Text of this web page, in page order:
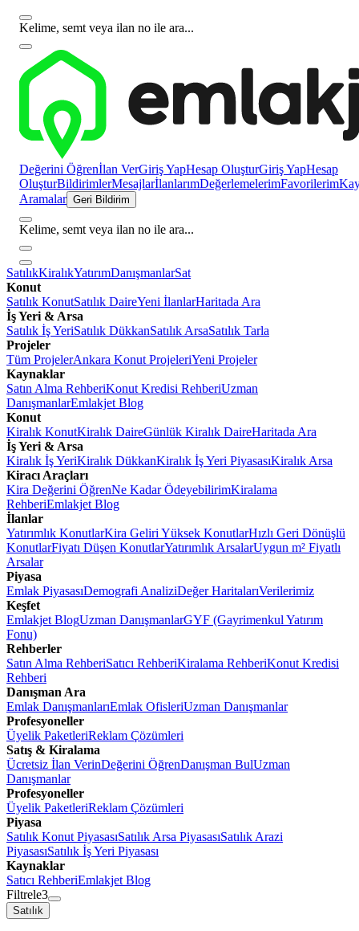
Kelime, semt veya ilan no ile ara...
Değerini Öğrenİlan VerGiriş YapHesap OluşturGiriş YapHesap
OluşturBildirimlerMesajlarİlanlarımDeğerlemelerimFavorilerim
Aramalar Geri Bildirim
Kelime, semt veya ilan no ile ara...
SatılıkKiralıkYatırımDanışmanlarSat
Konut
Satılık KonutSatılık DaireYeni İlanlarHaritada Ara
İş Yeri & Arsa
Satılık İş YeriSatılık DükkanSatılık ArsaSatılık Tarla
Projeler
Tüm ProjelerAnkara Konut ProjeleriYeni Projeler
Kaynaklar
Satın Alma RehberiKonut Kredisi RehberiUzman
DanışmanlarEmlakjet Blog
Konut
Kiralık KonutKiralık DaireGünlük Kiralık DaireHaritada Ara
İş Yeri & Arsa
Kiralık İş YeriKiralık DükkanKiralık İş Yeri PiyasasıKiralık Arsa
Kiracı Araçları
Kira Değerini ÖğrenNe Kadar ÖdeyebilirimKiralama
RehberiEmlakjet Blog
İlanlar
Yatırımlık KonutlarKira Geliri Yüksek KonutlarHızlı Geri Dönüşlü
KonutlarFiyatı Düşen KonutlarYatırımlık ArsalarUygun m² Fiyatlı
Arsalar
Piyasa
Emlak PiyasasıDemografi AnaliziDeğer HaritalarıVerilerimiz
Keşfet
Emlakjet BlogUzman DanışmanlarGYF (Gayrimenkul Yatırım
Fonu)
Rehberler
Satın Alma RehberiSatıcı RehberiKiralama RehberiKonut Kredisi
Rehberi
Danışman Ara
Emlak DanışmanlarıEmlak OfisleriUzman Danışmanlar
Profesyoneller
Üyelik PaketleriReklam Çözümleri
Satış & Kiralama
Ücretsiz İlan VerinDeğerini ÖğrenDanışman BulUzman
Danışmanlar
Profesyoneller
Üyelik PaketleriReklam Çözümleri
Piyasa
Satılık Konut PiyasasıSatılık Arsa PiyasasıSatılık Arazi
PiyasasıSatılık İş Yeri Piyasası
Kaynaklar
Satıcı RehberiEmlakjet Blog
Filtrele3
Satılık